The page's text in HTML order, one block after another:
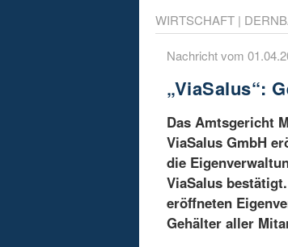
WIRTSCHAFT |
Nachricht vom
„ViaSalus“:
Das Amtsgericht
ViaSalus GmbH
die
ViaSalus
eröffneten
Gehälter aller